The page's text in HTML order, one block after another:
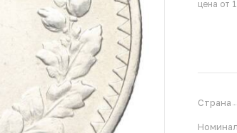
цена от
Страна